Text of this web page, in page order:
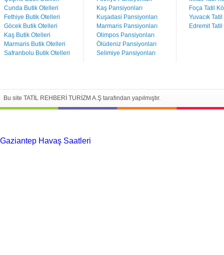
Cunda Butik Otelleri
Fethiye Butik Otelleri
Göcek Butik Otelleri
Kaş Butik Otelleri
Marmaris Butik Otelleri
Safranbolu Butik Otelleri
Kaş Pansiyonları
Kuşadasi Pansiyonları
Marmaris Pansiyonları
Olimpos Pansiyonları
Ölüdeniz Pansiyonları
Selimiye Pansiyonları
Foça Tatil
Yuvacık
Edremit
Bu site TATİL REHBERİ TURİZM A.Ş tarafından yapılmıştır.
Gaziantep Havaş Saatleri